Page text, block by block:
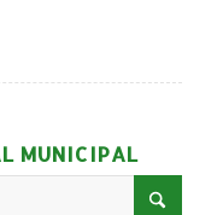
MUNICIPAL